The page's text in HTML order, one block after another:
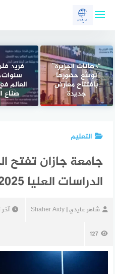
“دهانات الجزيرة”
توسّع حضورها
بافتتاح معارض
جديدة
العالم
صناع
التعليم
جامعة جازان تفتح
الدراسات العليا 2025
شاهر عايدي | Shaher Aidy
127